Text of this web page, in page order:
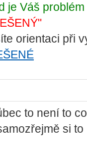
je Váš
orientaci při
to není to
si